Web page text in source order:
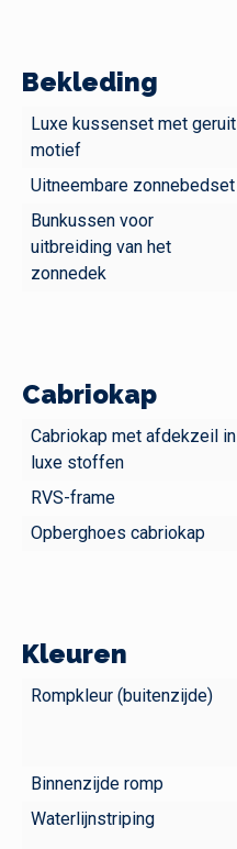
Bekleding
Luxe kussenset met geruit
motief
Uitneembare zonnebedset
Bunkussen voor
uitbreiding van het
zonnedek
Cabriokap
Cabriokap met afdekzeil in
luxe stoffen
RVS-frame
Opberghoes cabriokap
Kleuren
Rompkleur (buitenzijde)
Binnenzijde romp
Waterlijnstriping